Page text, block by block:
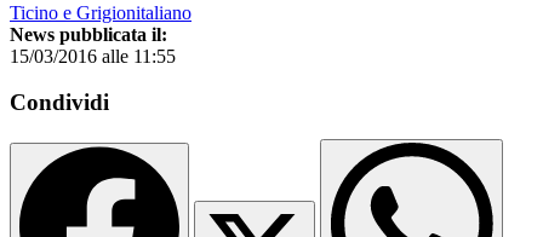
Ticino e Grigionitaliano
News pubblicata il:
15/03/2016 alle 11:55
Condividi